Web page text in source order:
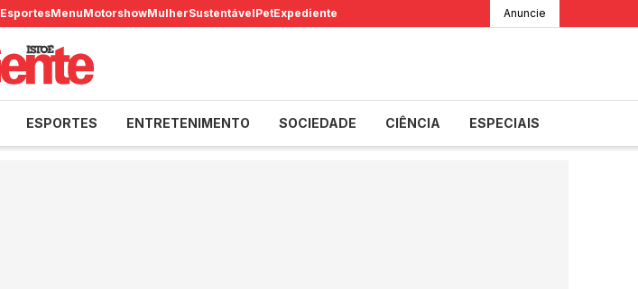
EsportesMenuMotorshowMulherSustentávelPetExpediente Anuncie
ESPORTES ENTRETENIMENTO SOCIEDADE CIÊNCIA ESPECIAIS